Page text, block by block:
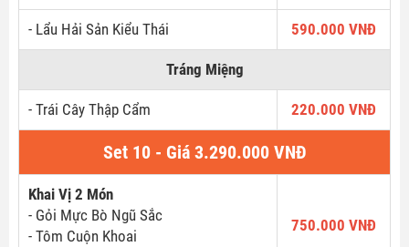
- Lẩu Hải Sản Kiểu Thái 590.000 VNĐ
Tráng Miệng
- Trái Cây Thập Cẩm 220.000 VNĐ
Set 10 - Giá 3.290.000 VNĐ
Khai Vị 2 Món
- Gỏi Mực Bò Ngũ Sắc
- Tôm Cuộn Khoai
750.000 VNĐ